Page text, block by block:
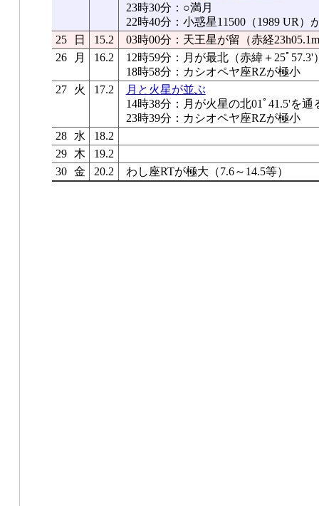
23時30分：○満月
22時40分：小惑星11500（1989 UR）
25
日 15.2
03時00分：天王星が留（赤経
26
月 16.2
12時59分：月が最北（赤緯＋25ﾟ57.3'
18時58分：カシオペヤ座RZが極小
27
火 17.2
月と火星が並ぶ
14時38分：月が火星の北01ﾟ41.5'を通
23時39分：カシオペヤ座RZが極小
28
水
18.2
29
木
19.2
30 金 20.2 わし座RTが極大（7.6～14.5等）